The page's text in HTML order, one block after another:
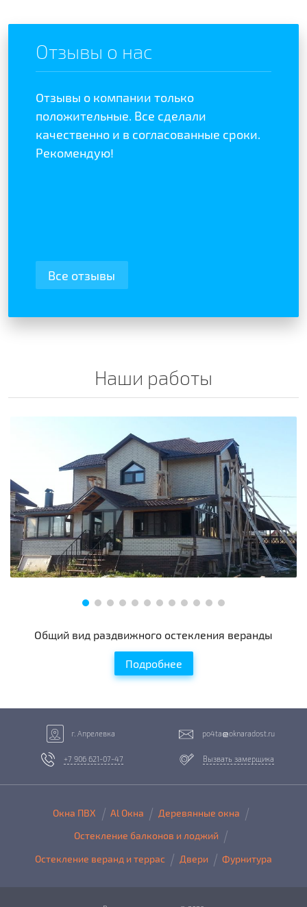
Отзывы о нас
Отзывы о компании только
положительные. Все сделали
качественно и в согласованные сроки.
Рекомендую!
Все отзывы
Наши работы
Общий вид раздвижного остекления веранды
Подробнее
г. Апрелевка po4ta oknaradost.ru
+7 906 621-07-47 Вызвать замерщика
Окна ПВХ Al Окна
Деревянные окна
Остекление балконов и лоджий
Остекление веранд и террас
Двери Фурнитура